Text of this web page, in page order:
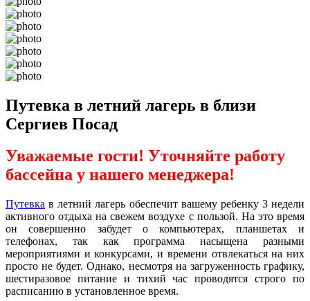
Путевка в летний лагерь в близи
Сергиев Посад
Уважаемые гости! Уточняйте работу
бассейна у нашего менеджера!
Путевка в летний лагерь обеспечит вашему ребенку 3 недели
активного отдыха на свежем воздухе с пользой. На это время
он совершенно забудет о компьютерах, планшетах и
телефонах, так как программа насыщена разными
мероприятиями и конкурсами, и времени отвлекаться на них
просто не будет. Однако, несмотря на загруженность графику,
шестиразовое питание и тихий час проводятся строго по
расписанию в установленное время.